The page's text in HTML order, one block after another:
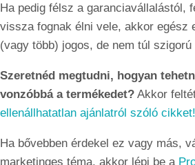
Ha pedig félsz a garanciavállalástól,
vissza fognak élni vele, akkor egész
(vagy több) jogos, de nem túl
Szeretnéd megtudni, hogyan
vonzóbbá a termékedet? Akkor
ellenállhatatlan ajánlatról szóló cikket!
Ha bővebben érdekel ez vagy más,
marketinges téma, akkor lépj be a